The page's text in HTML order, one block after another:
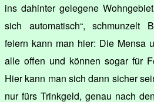
ins dahinter gelegene
sich automatisch“, schmunzelt
feiern kann man hier: Die Mensa
alle offen und können sogar für
Hier kann man sich dann sicher
nur fürs Trinkgeld, genau nach